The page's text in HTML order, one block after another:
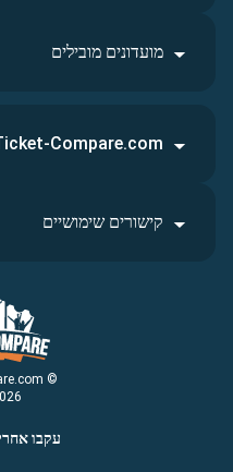
מועדונים מובילים
© Ticket-Compare.com
עקבו
Compare.com
קישורים שימושיים